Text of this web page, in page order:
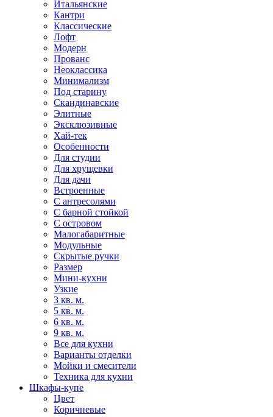
Итальянские
Кантри
Классические
Лофт
Модерн
Прованс
Неоклассика
Минимализм
Под старину
Скандинавские
Элитные
Эксклюзивные
Хай-тек
Особенности
Для студии
Для хрущевки
Для дачи
Встроенные
С антресолями
С барной стойкой
С островом
Малогабаритные
Модульные
Скрытые ручки
Размер
Мини-кухни
Узкие
3 кв. м.
5 кв. м.
6 кв. м.
9 кв. м.
Все для кухни
Варианты отделки
Мойки и смесители
Техника для кухни
Шкафы-купе
Цвет
Коричневые